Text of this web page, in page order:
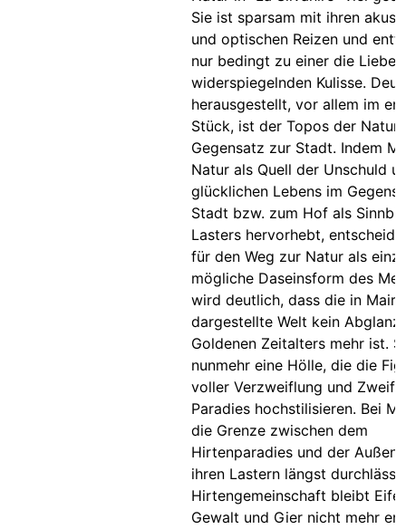
Sie ist sparsam mit ihren
und optischen Reizen und
nur bedingt zu einer die Liebe
widerspiegelnden Kulisse.
herausgestellt, vor allem im
Stück, ist der Topos der Natur
Gegensatz zur Stadt. Indem
Natur als Quell der Unschuld
glücklichen Lebens im
Stadt bzw. zum Hof als
Lasters hervorhebt,
für den Weg zur Natur als
mögliche Daseinsform des
wird deutlich, dass die in
dargestellte Welt kein Abglanz
Goldenen Zeitalters mehr ist.
nunmehr eine Hölle, die die
voller Verzweiflung und
Paradies hochstilisieren. Bei
die Grenze zwischen dem
Hirtenparadies und der
ihren Lastern längst
Hirtengemeinschaft bleibt
Gewalt und Gier nicht mehr